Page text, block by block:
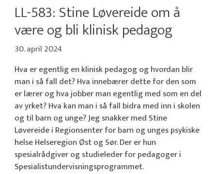
LL-583: Stine Løvereide om å
være og bli klinisk pedagog
30. april 2024
Hva er egentlig en klinisk pedagog og hvordan blir
man i så fall det? Hva innebærer dette for den som
er lærer og hva jobber man egentlig med som en del
av yrket? Hva kan man i så fall bidra med inn i skolen
og til barn og unge? Jeg snakker med Stine
Løvereide i Regionsenter for barn og unges psykiske
helse Helseregion Øst og Sør. Der er hun
spesialrådgiver og studieleder for pedagoger i
Spesialistundervisningsprogrammet.